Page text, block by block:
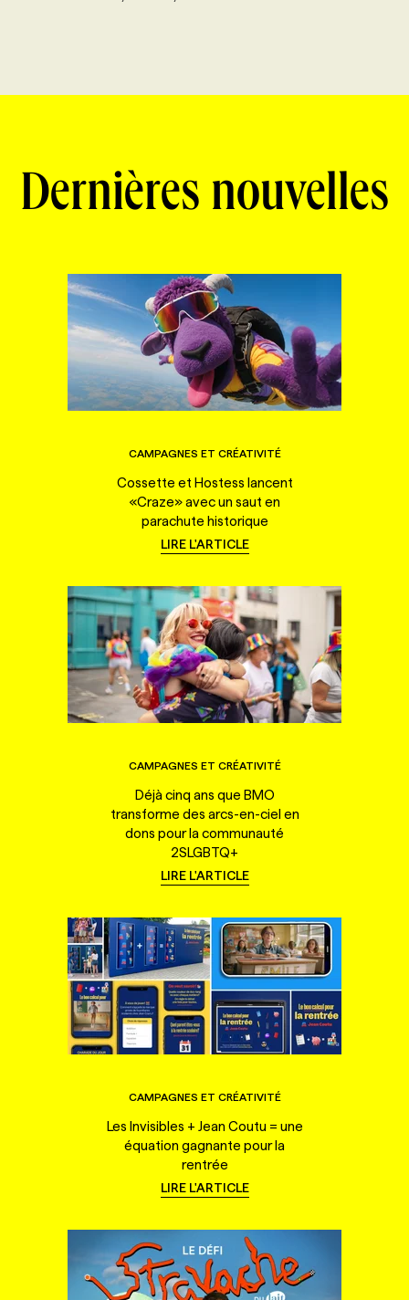
Dernières nouvelles
CAMPAGNES ET CRÉATIVITÉ
Cossette et Hostess lancent
«Craze» avec un saut en
parachute historique
LIRE L'ARTICLE
CAMPAGNES ET CRÉATIVITÉ
Déjà cinq ans que BMO
transforme des arcs-en-ciel en
dons pour la communauté
2SLGBTQ+
LIRE L'ARTICLE
CAMPAGNES ET CRÉATIVITÉ
Les Invisibles + Jean Coutu = une
équation gagnante pour la
rentrée
LIRE L'ARTICLE